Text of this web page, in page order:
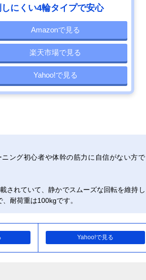
にくい4輪タイプで安心
Amazonで見る
楽天市場で見る
Yahoo!で見る
ング初心者や体幹の筋力に自信がない方で
されていて、静かでスムーズな回転を維持し
耐荷重は100kgです。
Yahoo!で見る